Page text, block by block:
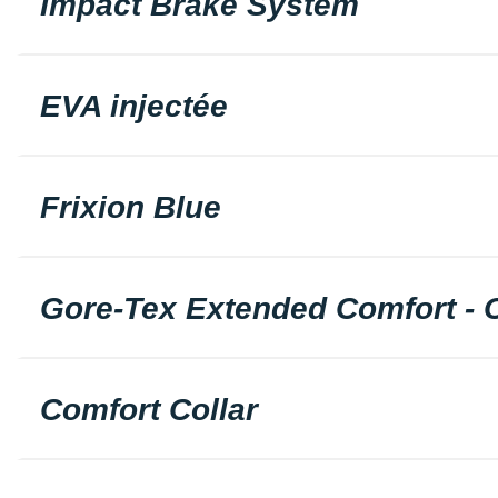
EVA injectée
Frixion Blue
Gore-Tex Extended Comfort -
Comfort Collar